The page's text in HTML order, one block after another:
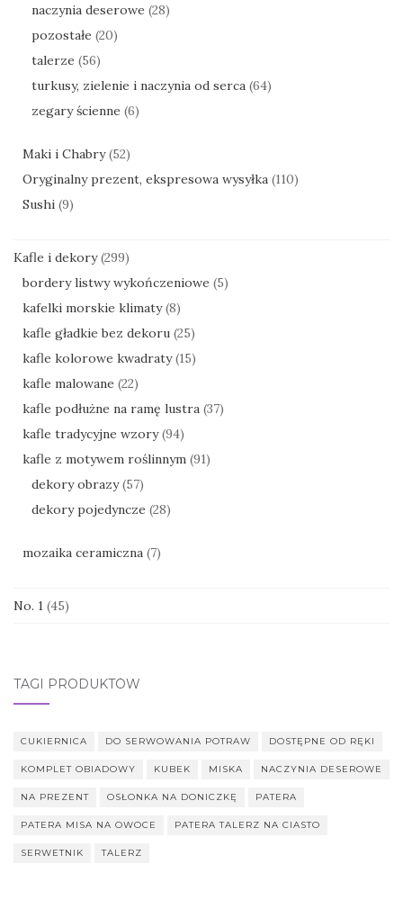
naczynia deserowe (28)
pozostałe (20)
talerze (56)
turkusy, zielenie i naczynia od serca (64)
zegary ścienne (6)
Maki i Chabry (52)
Oryginalny prezent, ekspresowa wysyłka (110)
Sushi (9)
Kafle i dekory (299)
bordery listwy wykończeniowe (5)
kafelki morskie klimaty (8)
kafle gładkie bez dekoru (25)
kafle kolorowe kwadraty (15)
kafle malowane (22)
kafle podłużne na ramę lustra (37)
kafle tradycyjne wzory (94)
kafle z motywem roślinnym (91)
dekory obrazy (57)
dekory pojedyncze (28)
mozaika ceramiczna (7)
No. 1 (45)
TAGI PRODUKTÓW
CUKIERNICA DO SERWOWANIA POTRAW DOSTĘPNE OD RĘKI
KOMPLET OBIADOWY KUBEK MISKA NACZYNIA DESEROWE
NA PREZENT OSŁONKA NA DONICZKĘ PATERA
PATERA MISA NA OWOCE PATERA TALERZ NA CIASTO
SERWETNIK TALERZ